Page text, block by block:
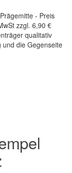
- Preis
zzgl. 6,90 €
qualitativ
und die Gegenseite